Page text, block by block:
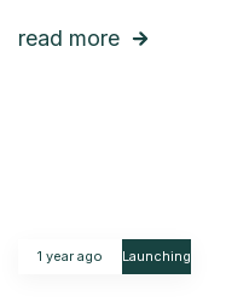
read more
1 year ago Launching